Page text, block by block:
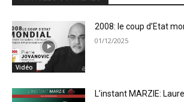
Vidéo
2008: le coup d’Etat
01/12/2025
L’instant MARZIE: